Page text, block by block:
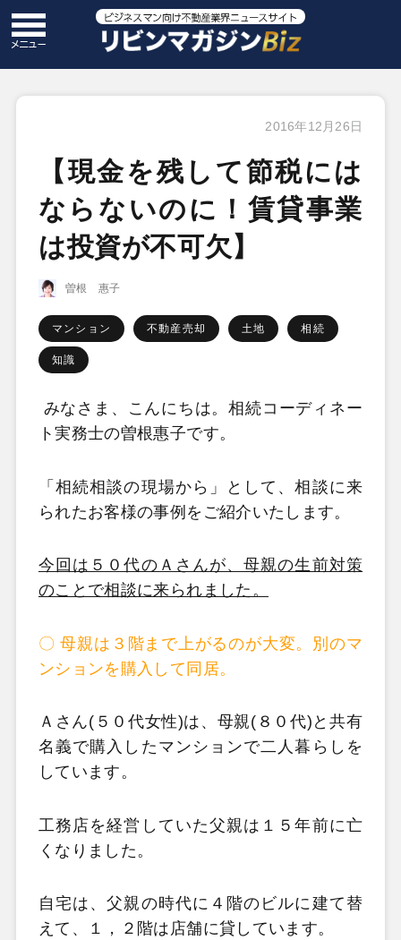
2016年12月26日
【現金を残して節税には
ならないのに！賃貸事業
は投資が不可欠】
曽根 惠子
マンション 不動産売却 土地 相続
知識
みなさま、こんにちは。相続コーディネー
ト実務士の曽根惠子です。
「相続相談の現場から」として、相談に来
られたお客様の事例をご紹介いたします。
今回は５０代のＡさんが、母親の生前対策
のことで相談に来られました。
〇 母親は３階まで上がるのが大変。別のマ
ンションを購入して同居。
Ａさん(５０代女性)は、母親(８０代)と共有
名義で購入したマンションで二人暮らしを
しています。
工務店を経営していた父親は１５年前に亡
くなりました。
自宅は、父親の時代に４階のビルに建て替
えて、１，２階は店舗に貸しています。